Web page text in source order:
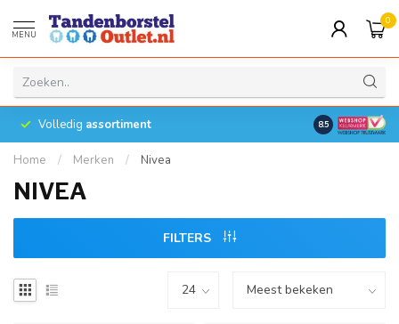
MENU
0
Volledig assortiment 8.5
Home / Merken / Nivea
NIVEA
FILTERS